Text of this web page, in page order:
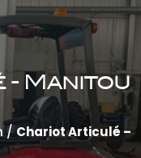
Manitou
/Chariot Articulé –